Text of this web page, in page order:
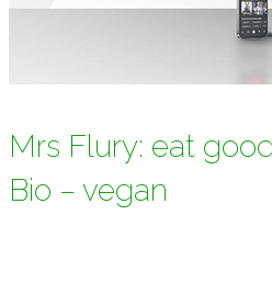
Mrs Flury: eat
Bio – vegan